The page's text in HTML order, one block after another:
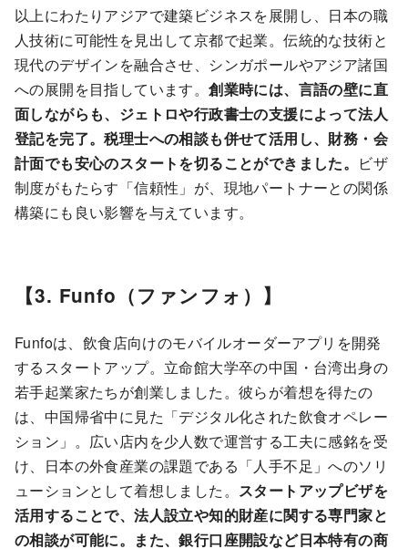
以上にわたりアジアで建築ビジネスを展開し、日本の職
人技術に可能性を見出して京都で起業。伝統的な技術と
現代のデザインを融合させ、シンガポールやアジア諸国
への展開を目指しています。創業時には、言語の壁に直
面しながらも、ジェトロや行政書士の支援によって法人
登記を完了。税理士への相談も併せて活用し、財務・会
計面でも安心のスタートを切ることができました。 ビザ
制度がもたらす「信頼性」が、現地パートナーとの関係
構築にも良い影響を与えています。
【3. Funfo（ファンフォ）】
Funfoは、飲食店向けのモバイルオーダーアプリを開発
するスタートアップ。立命館大学卒の中国・台湾出身の
若手起業家たちが創業しました。彼らが着想を得たの
は、中国帰省中に見た「デジタル化された飲食オペレー
ション」。広い店内を少人数で運営する工夫に感銘を受
け、日本の外食産業の課題である「人手不足」へのソリ
ューションとして着想しました。 スタートアップビザを
活用することで、法人設立や知的財産に関する専門家と
の相談が可能に。また、銀行口座開設など日本特有の商